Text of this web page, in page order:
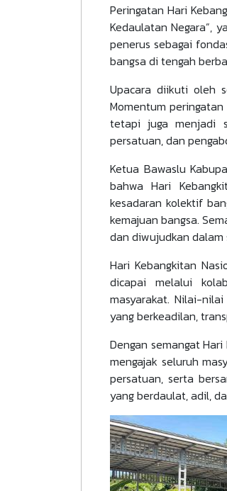
Peringatan Hari
Kedaulatan Negara”,
penerus sebagai
bangsa di tengah
Upacara diikuti oleh
Momentum
tetapi juga menjadi
persatuan, dan
Ketua Bawaslu
bahwa Hari
kesadaran kolektif
kemajuan bangsa.
dan diwujudkan dalam
Hari Kebangkitan
dicapai melalui
masyarakat. Nilai-
yang berkeadilan,
Dengan semangat
mengajak seluruh
persatuan, serta
yang berdaulat, adil,